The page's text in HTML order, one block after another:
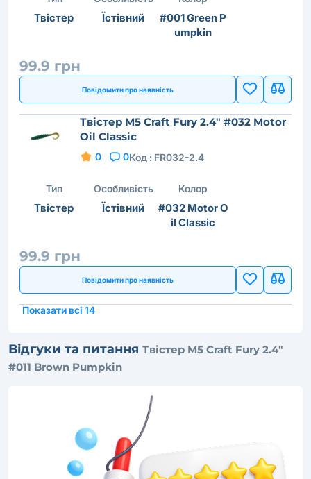
Твістер Їстівний
#001 Green P
umpkin
99.9 грн
Повідомити про наявність
Твістер M5 Craft Fury 2.4" #032 Motor
Oil Classic
0 0Код : FR032-2.4
Тип
Твістер
Особливість
Їстівний
Колор
#032 Motor O
il Classic
99.9 грн
Повідомити про наявність
Показати всі 14
Відгуки та питання Твістер M5 Craft Fury 2.4"
#011 Brown Pumpkin